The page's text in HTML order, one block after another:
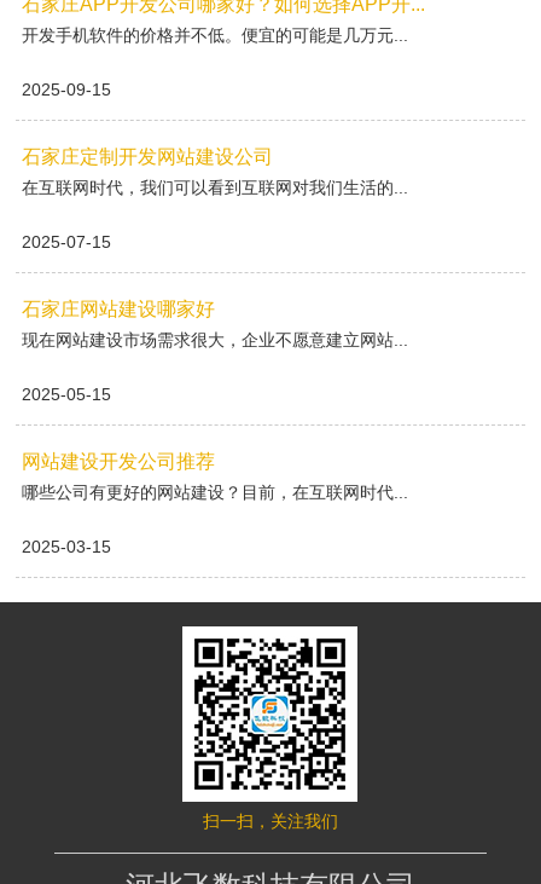
开发手机软件的价格并不低。便宜的可能是几万元...
2025-09-15
石家庄定制开发网站建设公司
在互联网时代，我们可以看到互联网对我们生活的...
2025-07-15
石家庄网站建设哪家好
现在网站建设市场需求很大，企业不愿意建立网站...
2025-05-15
网站建设开发公司推荐
哪些公司有更好的网站建设？目前，在互联网时代...
2025-03-15
扫一扫，关注我们